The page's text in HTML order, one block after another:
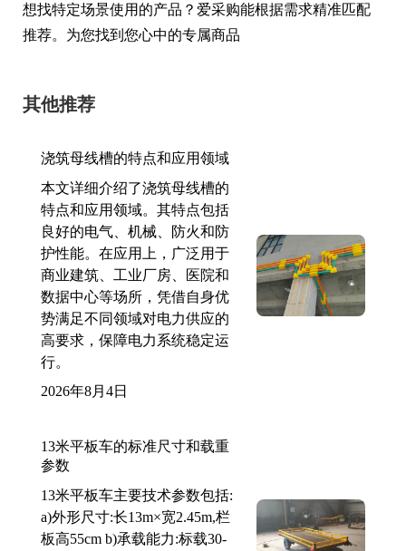
想找特定场景使用的产品？爱采购能根据需求精准匹配
推荐。为您找到您心中的专属商品
其他推荐
浇筑母线槽的特点和应用领域
本文详细介绍了浇筑母线槽的
特点和应用领域。其特点包括
良好的电气、机械、防火和防
护性能。在应用上，广泛用于
商业建筑、工业厂房、医院和
数据中心等场所，凭借自身优
势满足不同领域对电力供应的
高要求，保障电力系统稳定运
行。
2026年8月4日
13米平板车的标准尺寸和载重
参数
13米平板车主要技术参数包括:
a)外形尺寸:长13m×宽2.45m,栏
板高55cm b)承载能力:标载30-